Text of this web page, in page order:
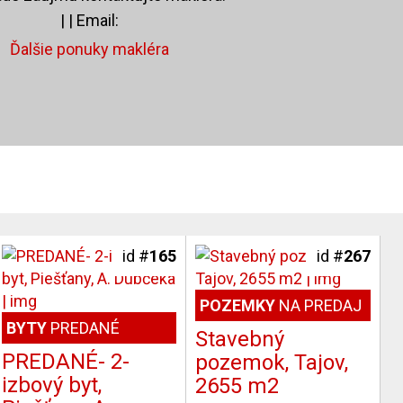
| | Email:
Ďalšie ponuky makléra
BYTYPREDANÉ
PREDANÉ- 2-
izbový byt,
id #165
POZEMKY NA PREDAJ
Stavebný
pozemok, Tajov,
2655 m2
id #267